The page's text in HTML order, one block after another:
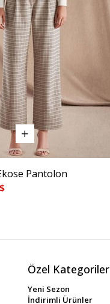
Pantolon
Özel Kategoriler
Yeni Sezon
İndirimli Ürünler